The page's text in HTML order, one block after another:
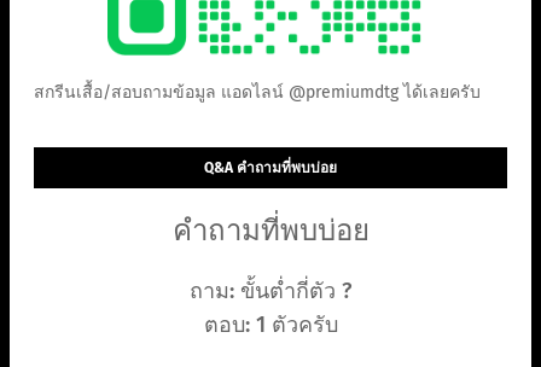
สกรีนเสื้อ/สอบถามข้อมูล แอดไลน์ @premiumdtg ได้เลยครับ
Q&A คำถามที่พบบ่อย
คำถามที่พบบ่อย
ถาม: ขั้นต่ำกี่ตัว ?
ตอบ: 1 ตัวครับ